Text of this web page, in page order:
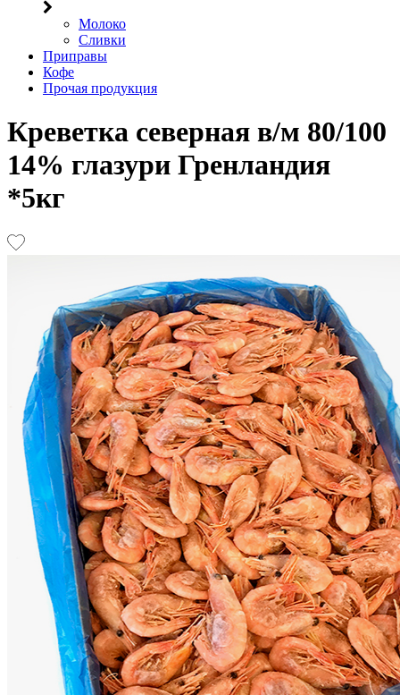
Молоко
Сливки
Приправы
Кофе
Прочая продукция
Креветка северная в/м 80/100
14% глазури Гренландия
*5кг